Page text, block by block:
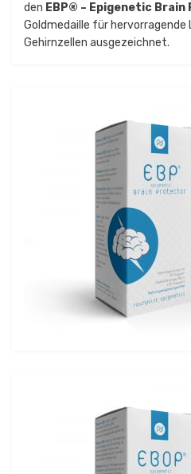
den EBP® – Epigenetic
Goldmedaille für
Gehirnzellen ausgezeichnet.